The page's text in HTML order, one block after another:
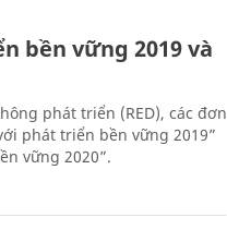
bền vững 2019 và
phát triển (RED), các đơn
phát triển bền vững 2019”
vững 2020”.